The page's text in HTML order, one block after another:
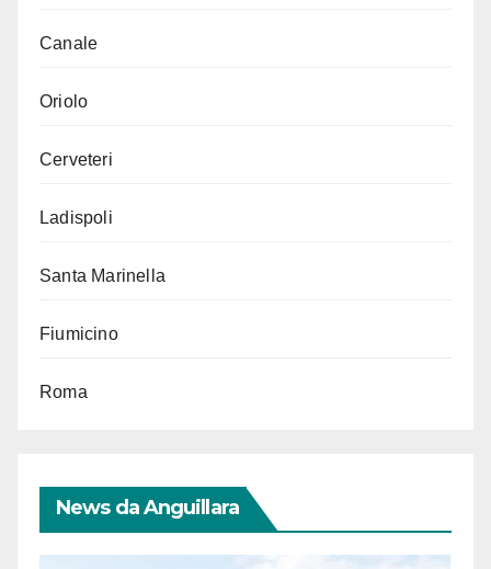
Canale
Oriolo
Cerveteri
Ladispoli
Santa Marinella
Fiumicino
Roma
News da Anguillara